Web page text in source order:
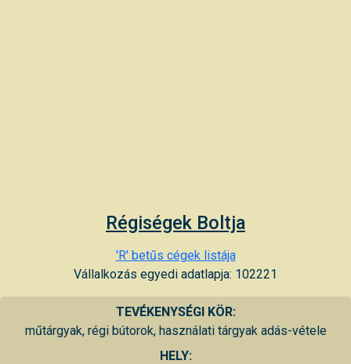
Régiségek Boltja
'R' betűs cégek listája
Vállalkozás egyedi adatlapja: 102221
TEVÉKENYSÉGI KÖR:
műtárgyak, régi bútorok, használati tárgyak adás-vétele
HELY: